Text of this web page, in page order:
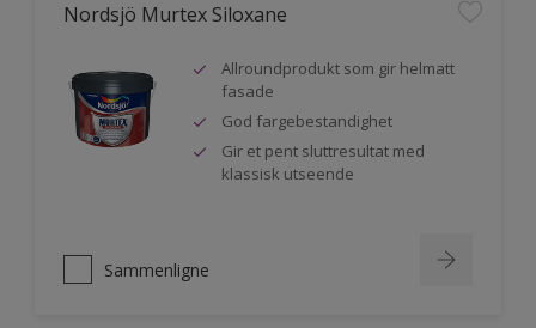
Nordsjö Murtex Siloxane
Allroundprodukt som gir helmatt
fasade
God fargebestandighet
Gir et pent sluttresultat med
klassisk utseende
Sammenligne